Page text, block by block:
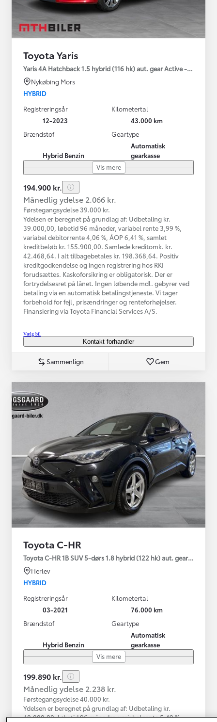
Toyota Yaris
Yaris 4A Hatchback 1.5 hybrid (116 hk) aut. gear Active -
Nykøbing Mors
HYBRID
Registreringsår
12-2023
Kilometertal
43.000 km
Brændstof
Hybrid Benzin
Geartype
Automatisk
gearkasse
Vis mere
194.900 kr.
Månedlig ydelse 2.066 kr.
Førstegangsydelse 39.000 kr.
Ydelsen er beregnet på grundlag af: Udbetaling kr.
39.000,00, løbetid 96 måneder, variabel rente 3,99 %,
variabel debitorrente 4,06 %, ÅOP 6,41 %, samlet
kreditbeløb kr. 155.900,00. Samlede kreditomk. kr.
42.468,64. I alt tilbagebetales kr. 198.368,64. Positiv
kreditgodkendelse og ingen registrering hos RKI
forudsættes. Kaskoforsikring er obligatorisk. Der er
fortrydelsesret på lånet. Ingen løbende mdl. gebyrer ved
betaling via en automatisk betalingstjeneste. Vi tager
forbehold for fejl, prisændringer og renteforhøjelser.
Finansiering via Toyota Financial Services A/S.
Vælg bil
Kontakt forhandler
Sammenlign Gem
Toyota C-HR
Toyota C-HR 1B SUV 5-dørs 1.8 hybrid (122 hk) aut. gear C-LUB -
Herlev
HYBRID
Registreringsår
03-2021
Kilometertal
76.000 km
Brændstof
Hybrid Benzin
Geartype
Automatisk
gearkasse
Vis mere
199.890 kr.
Månedlig ydelse 2.238 kr.
Førstegangsydelse 40.000 kr.
Ydelsen er beregnet på grundlag af: Udbetaling kr.
40.000,00, løbetid 96 måneder, variabel rente 5,49 %,